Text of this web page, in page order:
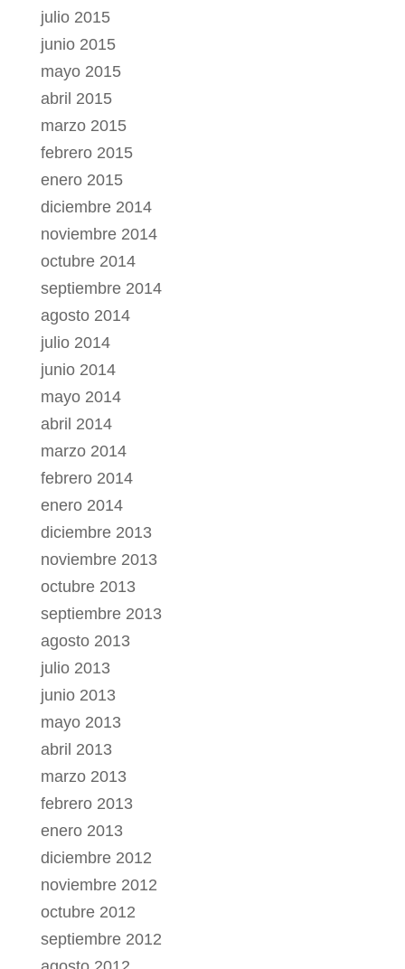
julio 2015
junio 2015
mayo 2015
abril 2015
marzo 2015
febrero 2015
enero 2015
diciembre 2014
noviembre 2014
octubre 2014
septiembre 2014
agosto 2014
julio 2014
junio 2014
mayo 2014
abril 2014
marzo 2014
febrero 2014
enero 2014
diciembre 2013
noviembre 2013
octubre 2013
septiembre 2013
agosto 2013
julio 2013
junio 2013
mayo 2013
abril 2013
marzo 2013
febrero 2013
enero 2013
diciembre 2012
noviembre 2012
octubre 2012
septiembre 2012